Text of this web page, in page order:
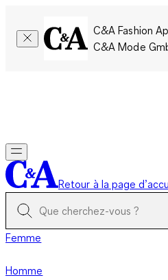
C&A Fashion
C&A Mode
Retour à la page
Femme
Homme